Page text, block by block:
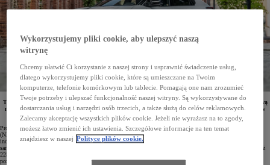
Toyoty bZ4X z rocznika 2024 wciąż czekają na klientów w specjalnej cenie wyprzedażowej. Za sprawą
maksymalnej dopłaty z nowego rządowego programu NaszEauto wspierającego nabywców pojazdów
elektrycznych cenę bazową tego elektrycznego SUV-a można obniżyć nawet do 128 900 zł.
Program NaszEauto powstał z inicjatywy Narodowego Funduszu Ochrony Środowiska i Gospodarki Wodnej
(NFOŚiGW) oraz Ministerstwa Klimatu i Środowiska (MKiŚ). Jest on skierowany do klientów
indywidualnych oraz jednoosobowych działalności gospodarczych (JDG) i ma ułatwiać zakup lub leasing
samochodów bezemisyjnych. Dotacja może sięgnąć 40 000 zł, przy czym auto nie może kosztować więcej niż
225 000 zł netto. Dzięki temu wszystkie warianty modelu bZ4X, niezależnie od wybranego napędu czy
poziomu wyposażenia, kwalifikują się do programu.
Wykorzystujemy pliki cookie, aby ulepszyć naszą
witrynę
Chcemy ułatwić Ci korzystanie z naszej strony i usprawnić świadczenie usług,
dlatego wykorzystujemy pliki cookie, które są umieszczane na Twoim
komputerze, telefonie komórkowym lub tablecie. Pomagają one nam zrozumieć
Twoje potrzeby i ulepszać funkcjonalność naszej witryny. Są wykorzystywane do
dostarczania usług i narzędzi osób trzecich, a także służą do celów reklamowych.
Zalecamy akceptację wszystkich plików cookie. Jeżeli nie wyrażasz na to zgody,
możesz łatwo zmienić ich ustawienia. Szczegółowe informacje na ten temat
znajdziesz w naszej Polityce plików cookie.